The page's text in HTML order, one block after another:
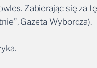
Zabierając się za tę
Gazeta Wyborcza).